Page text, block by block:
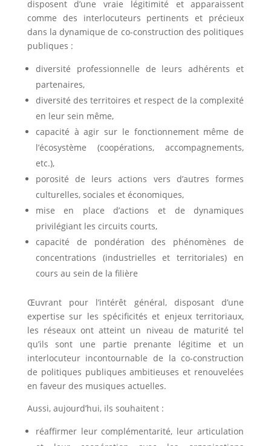
disposent d’une vraie légitimité et apparaissent
comme des interlocuteurs pertinents et précieux
dans la dynamique de co-construction des politiques
publiques :
diversité professionnelle de leurs adhérents et
partenaires,
diversité des territoires et respect de la complexité
en leur sein même,
capacité à agir sur le fonctionnement même de
l’écosystème (coopérations, accompagnements,
etc.),
porosité de leurs actions vers d’autres formes
culturelles, sociales et économiques,
mise en place d’actions et de dynamiques
privilégiant les circuits courts,
capacité de pondération des phénomènes de
concentrations (industrielles et territoriales) en
cours au sein de la filière
Œuvrant pour l’intérêt général, disposant d’une
expertise sur les spécificités et enjeux territoriaux,
les réseaux ont atteint un niveau de maturité tel
qu’ils sont une partie prenante légitime et un
interlocuteur incontournable de la co-construction
de politiques publiques ambitieuses et renouvelées
en faveur des musiques actuelles.
Aussi, aujourd’hui, ils souhaitent :
réaffirmer leur complémentarité, leur articulation